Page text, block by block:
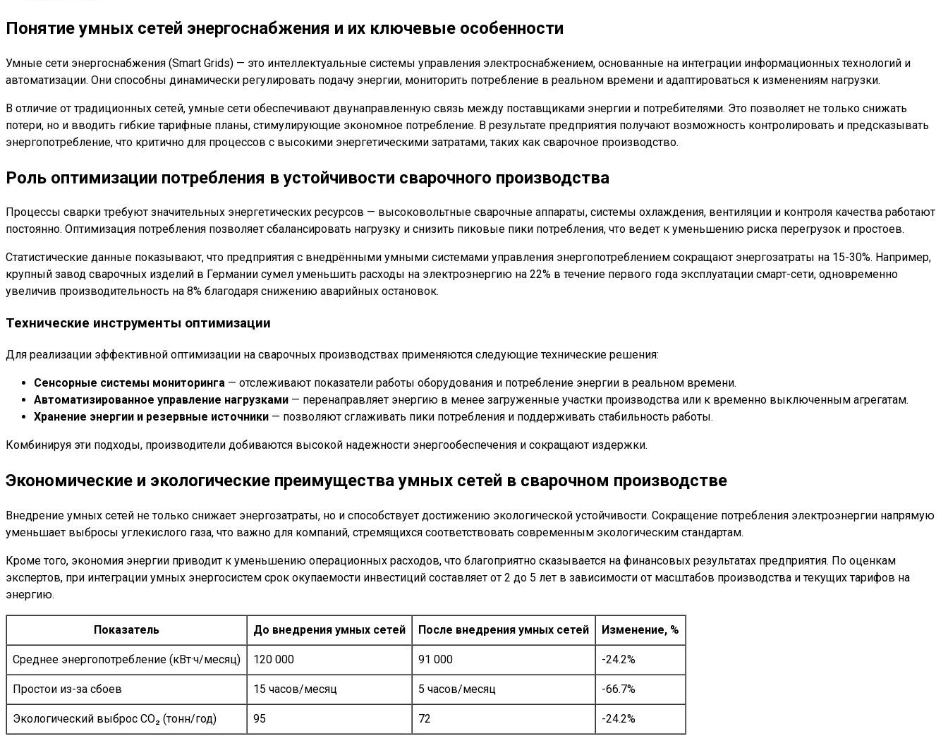
Понятие умных сетей энергоснабжения и их ключевые особенности
Умные сети энергоснабжения (Smart Grids) — это интеллектуальные системы управления электроснабжением, основанные на интеграции информационных технологий и
автоматизации. Они способны динамически регулировать подачу энергии, мониторить потребление в реальном времени и адаптироваться к изменениям нагрузки.
В отличие от традиционных сетей, умные сети обеспечивают двунаправленную связь между поставщиками энергии и потребителями. Это позволяет не только снижать
потери, но и вводить гибкие тарифные планы, стимулирующие экономное потребление. В результате предприятия получают возможность контролировать и предсказывать
энергопотребление, что критично для процессов с высокими энергетическими затратами, таких как сварочное производство.
Роль оптимизации потребления в устойчивости сварочного производства
Процессы сварки требуют значительных энергетических ресурсов — высоковольтные сварочные аппараты, системы охлаждения, вентиляции и контроля качества работают
постоянно. Оптимизация потребления позволяет сбалансировать нагрузку и снизить пиковые пики потребления, что ведет к уменьшению риска перегрузок и простоев.
Статистические данные показывают, что предприятия с внедрёнными умными системами управления энергопотреблением сокращают энергозатраты на 15-30%. Например,
крупный завод сварочных изделий в Германии сумел уменьшить расходы на электроэнергию на 22% в течение первого года эксплуатации смарт-сети, одновременно
увеличив производительность на 8% благодаря снижению аварийных остановок.
Технические инструменты оптимизации
Для реализации эффективной оптимизации на сварочных производствах применяются следующие технические решения:
Сенсорные системы мониторинга — отслеживают показатели работы оборудования и потребление энергии в реальном времени.
Автоматизированное управление нагрузками — перенаправляет энергию в менее загруженные участки производства или к временно выключенным агрегатам.
Хранение энергии и резервные источники — позволяют сглаживать пики потребления и поддерживать стабильность работы.
Комбинируя эти подходы, производители добиваются высокой надежности энергообеспечения и сокращают издержки.
Экономические и экологические преимущества умных сетей в сварочном производстве
Внедрение умных сетей не только снижает энергозатраты, но и способствует достижению экологической устойчивости. Сокращение потребления электроэнергии напрямую
уменьшает выбросы углекислого газа, что важно для компаний, стремящихся соответствовать современным экологическим стандартам.
Кроме того, экономия энергии приводит к уменьшению операционных расходов, что благоприятно сказывается на финансовых результатах предприятия. По оценкам
экспертов, при интеграции умных энергосистем срок окупаемости инвестиций составляет от 2 до 5 лет в зависимости от масштабов производства и текущих тарифов на
энергию.
Показатель До внедрения умных сетей После внедрения умных сетей Изменение, %
Среднее энергопотребление (кВт·ч/месяц) 120 000 91 000 -24.2%
Простои из-за сбоев 15 часов/месяц 5 часов/месяц -66.7%
Экологический выброс CO₂ (тонн/год) 95 72 -24.2%